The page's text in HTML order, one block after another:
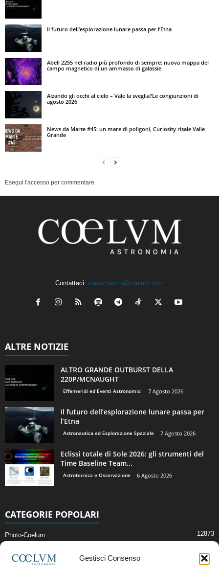
Gestisci Consenso
Il futuro dell’esplorazione lunare passa per l’Etna
Abell 2255 nel radio più profondo di sempre: nuova mappa del
campo magnetico di un ammasso di galassie
Alzando gli occhi al cielo – Vale la sveglia?Le congiunzioni di
agosto 2026
News da Marte #45: un mare di poligoni, Curiosity risale Valle
Grande
Esegui l'accesso per commentare.
Contattaci: coelumastro@coelum.com
ALTRE NOTIZIE
ALTRO GRANDE OUTBURST DELLA
220P/MCNAUGHT
Effemeridi ed Eventi Astronomici 7 Agosto 2026
Il futuro dell’esplorazione lunare passa per
l’Etna
Astronautica ed Esplorazione Spaziale 7 Agosto 2026
Eclissi totale di Sole 2026: gli strumenti del
Time Baseline Team...
Astrotecnica e Osservazione 6 Agosto 2026
CATEGORIE POPOLARI
Photo-Coelum 12873
News di Astronomia 2411